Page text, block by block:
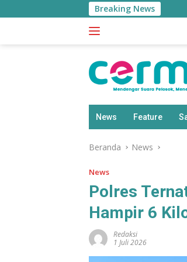
ke
Breaking News
News Feature
Beranda News
News
Polres
Hampir 6
Redaksi
1 Juli 2026